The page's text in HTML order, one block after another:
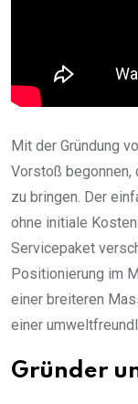
Mit der Gründung
Vorstoß begonnen,
zu bringen. Der
ohne initiale
Servicepaket
Positionierung im
einer breiteren
einer
Gründer